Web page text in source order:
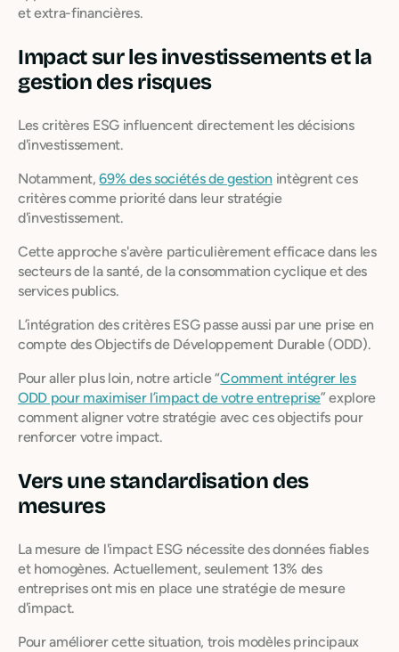
et extra-financières.
Impact sur les investissements et la
gestion des risques
Les critères ESG influencent directement les décisions
d'investissement.
Notamment,69% des sociétés de gestion intègrent ces
critères comme priorité dans leur stratégie
d'investissement.
Cette approche s'avère particulièrement efficace dans les
secteurs de la santé, de la consommation cyclique et des
services publics.
L’intégration des critères ESG passe aussi par une prise en
compte des Objectifs de Développement Durable (ODD).
Pour aller plus loin, notre article “Comment intégrer les
ODD pour maximiser l’impact de votre entreprise” explore
comment aligner votre stratégie avec ces objectifs pour
renforcer votre impact.
Vers une standardisation des
mesures
La mesure de l'impact ESG nécessite des données fiables
et homogènes. Actuellement, seulement 13% des
entreprises ont mis en place une stratégie de mesure
d'impact.
Pour améliorer cette situation, trois modèles principaux